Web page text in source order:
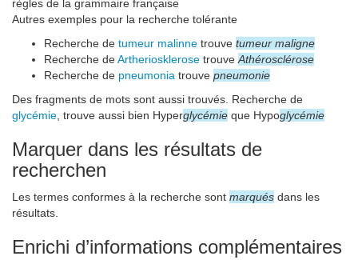
règles de la grammaire française
Autres exemples pour la recherche tolérante
Recherche de tumeur malinne trouve tumeur maligne
Recherche deArtheriosklerose trouve Athérosclérose
Recherche de pneumonia trouve pneumonie
Des fragments de mots sont aussi trouvés. Recherche de
glycémie , trouve aussi bien Hyperglycémie que Hypoglycémie
Marquer dans les résultats de
recherchen
Les termes conformes à la recherche sont marqués dans les
résultats.
Enrichi d’informations complémentaires